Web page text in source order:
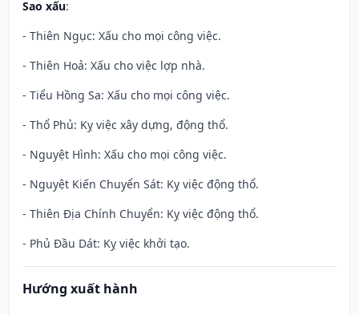
Sao xấu:
- Thiên Ngục: Xấu cho mọi công việc.
- Thiên Hoả: Xấu cho việc lợp nhà.
- Tiểu Hồng Sa: Xấu cho mọi công việc.
- Thổ Phủ: Kỵ việc xây dựng, động thổ.
- Nguyệt Hình: Xấu cho mọi công việc.
- Nguyệt Kiến Chuyển Sát: Kỵ việc động thổ.
- Thiên Địa Chính Chuyển: Kỵ việc động thổ.
- Phủ Đầu Dát: Kỵ việc khởi tạo.
Hướng xuất hành